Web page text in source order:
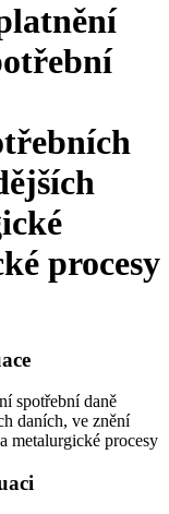
procesy
spotřební daně
daních, ve znění
metalurgické procesy